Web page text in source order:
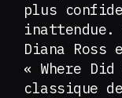
plus
inattendue.
Diana
« Where
classique